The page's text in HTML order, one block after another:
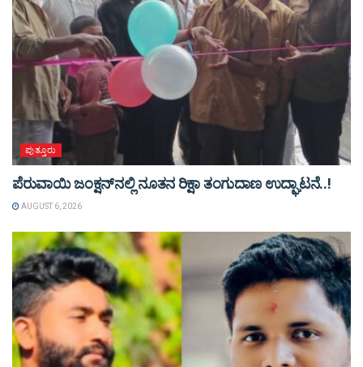
ಪುತ್ತೂರು
ಪೆರುವಾಯಿ ಜಂಕ್ಷನ್‌ನಲ್ಲಿ ನೂತನ ರಿಕ್ಷಾ ತಂಗುದಾಣ ಉದ್ಘಾಟನೆ..!
AUGUST 6, 2026